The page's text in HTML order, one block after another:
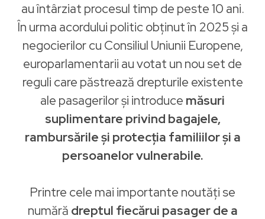
au întârziat procesul timp de peste 10 ani.
În urma acordului politic obținut în 2025 și a
negocierilor cu Consiliul Uniunii Europene,
europarlamentarii au votat un nou set de
reguli care păstrează drepturile existente
ale pasagerilor și introduce măsuri
suplimentare privind bagajele,
rambursările și protecția familiilor și a
persoanelor vulnerabile.
Printre cele mai importante noutăți se
numără dreptul fiecărui pasager de a